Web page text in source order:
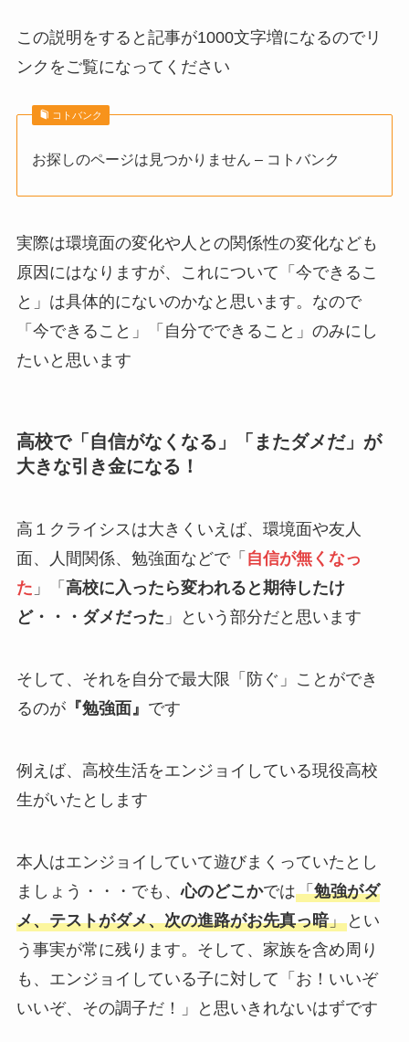
この説明をすると記事が1000文字増になるのでリ
ンクをご覧になってください
コトバンク
お探しのページは見つかりません – コトバンク
実際は環境面の変化や人との関係性の変化なども
原因にはなりますが、これについて「今できるこ
と」は具体的にないのかなと思います。なので
「今できること」「自分でできること」のみにし
たいと思います
高校で「自信がなくなる」「またダメだ」が
大きな引き金になる！
高１クライシスは大きくいえば、環境面や友人
面、人間関係、勉強面などで「 自信が無くなっ
た 」「 高校に入ったら変われると期待したけ
ど・・・ダメだった 」という部分だと思います
そして、それを自分で最大限「防ぐ」ことができ
るのが『勉強面』 です
例えば、高校生活をエンジョイしている現役高校
生がいたとします
本人はエンジョイしていて遊びまくっていたとし
ましょう・・・でも、心のどこかでは「勉強がダ
メ、テストがダメ、次の進路がお先真っ暗」とい
う事実が常に残ります。そして、家族を含め周り
も、エンジョイしている子に対して「お！いいぞ
いいぞ、その調子だ！」と思いきれないはずです